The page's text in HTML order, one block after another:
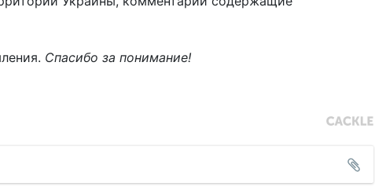
Спасибо за понимание!